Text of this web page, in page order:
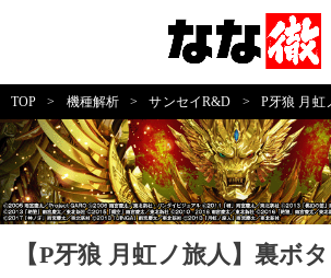
TOP > 機種解析 > サンセイR&D > P牙狼 月虹
【P牙狼 月虹ノ旅人】裏ボ